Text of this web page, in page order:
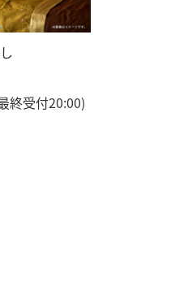
終受付20:00)